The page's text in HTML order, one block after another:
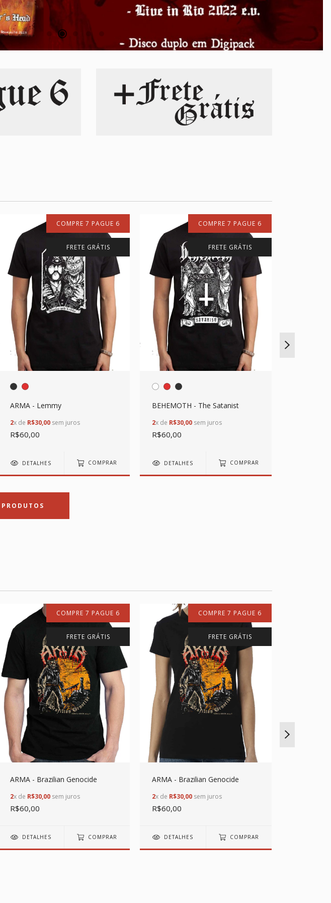
COMPRE 7 PAGUE 6
FRETE GRÁTIS
ARMA - Lemmy
2x de R$30,00 sem juros
R$60,00
DETALHES COMPRAR
COMPRE 7 PAGUE 6
FRETE GRÁTIS
BEHEMOTH - The Satanist
2x de R$30,00 sem juros
R$60,00
DETALHES COMPRAR
COMPRE 7 PAGUE 6
FRETE GRÁTIS
ARMA - Brazilian Genocide
2x de R$30,00 sem juros
R$60,00
DETALHES COMPRAR
COMPRE 7 PAGUE 6
FRETE GRÁTIS
ARMA - Brazilian Genocide
2x de R$30,00 sem juros
R$60,00
DETALHES COMPRAR